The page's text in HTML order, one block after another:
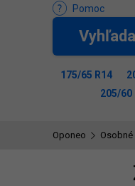
Pomoc
175/65 R14
205/60
Oponeo